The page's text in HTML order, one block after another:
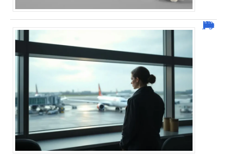
Combien de jour pour un décès d’un parent à l’étranger ?